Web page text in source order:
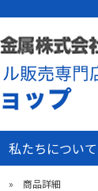
私たちについて
» 商品詳細